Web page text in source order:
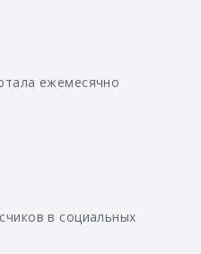
ежемесячно
в социальных